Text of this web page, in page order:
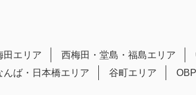
田エリア 西梅田・堂島・福島エリア
んば・日本橋エリア
谷町エリア